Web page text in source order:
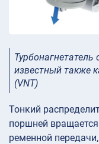
Турбонагнетатель
известный также
(VNT)
Тонкий
поршней
ременной